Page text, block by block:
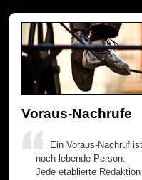
Voraus-Nachrufe
Ein Voraus-Nachruf
noch lebende Person.
Jede etablierte